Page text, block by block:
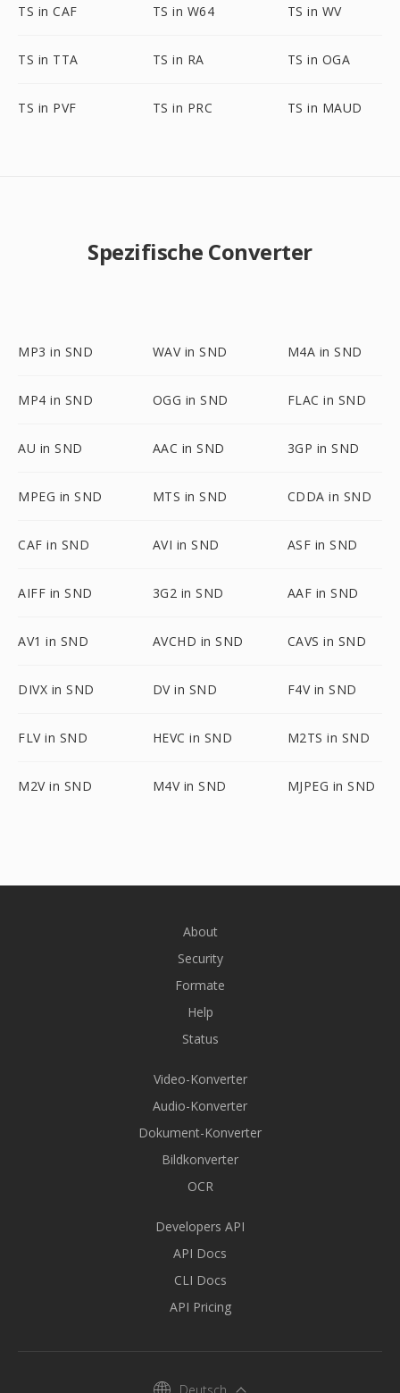
TS in CAF TS in W64 TS in WV
TS in TTA TS in RA TS in OGA
TS in PVF TS in PRC TS in MAUD
Spezifische Converter
MP3 in SND WAV in SND M4A in SND
MP4 in SND OGG in SND FLAC in SND
AU in SND AAC in SND 3GP in SND
MPEG in SND MTS in SND CDDA in SND
CAF in SND AVI in SND ASF in SND
AIFF in SND 3G2 in SND AAF in SND
AV1 in SND AVCHD in SND CAVS in SND
DIVX in SND DV in SND F4V in SND
FLV in SND HEVC in SND M2TS in SND
M2V in SND M4V in SND MJPEG in SND
About
Security
Formate
Help
Status
Video-Konverter
Audio-Konverter
Dokument-Konverter
Bildkonverter
OCR
Developers API
API Docs
CLI Docs
API Pricing